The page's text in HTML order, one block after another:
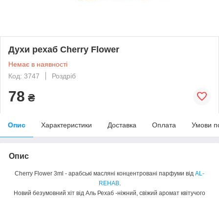
Духи рехаб Cherry Flower
Немає в наявності
Код: 3747
Роздріб
78 ₴
Опис Характеристики Доставка Оплата Умови
Опис
Cherry Flower 3ml - арабські масляні концентровані парфуми від AL-
REHAB.
Новий безумовний хіт від Аль Рехаб -ніжний, свіжий аромат квітучого